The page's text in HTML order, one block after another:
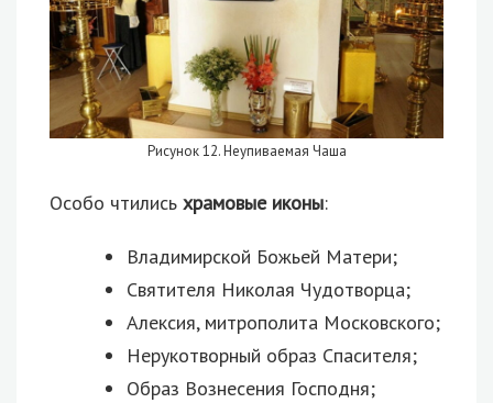
Рисунок 12. Неупиваемая Чаша
Особо чтились храмовые иконы:
Владимирской Божьей Матери;
Святителя Николая Чудотворца;
Алексия, митрополита Московского;
Нерукотворный образ Спасителя;
Образ Вознесения Господня;